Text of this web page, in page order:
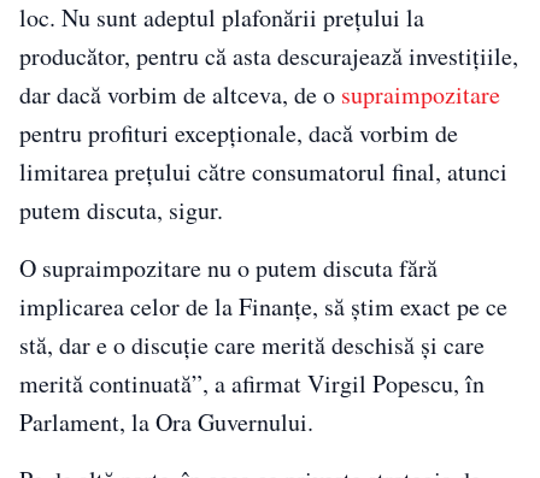
loc. Nu sunt adeptul plafonării preţului la
producător, pentru că asta descurajează investiţiile,
dar dacă vorbim de altceva, de o supraimpozitare
pentru profituri excepţionale, dacă vorbim de
limitarea preţului către consumatorul final, atunci
putem discuta, sigur.
O supraimpozitare nu o putem discuta fără
implicarea celor de la Finanţe, să ştim exact pe ce
stă, dar e o discuţie care merită deschisă şi care
merită continuată”, a afirmat Virgil Popescu, în
Parlament, la Ora Guvernului.